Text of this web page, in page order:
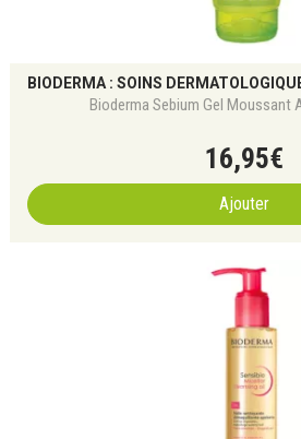
Bioderma Sebium Gel Moussant
16,95€
Ajouter